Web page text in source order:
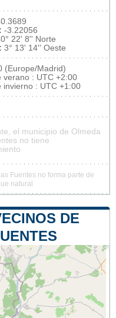
-3.22056
22' 8'' Norte
3° 13' 14'' Oeste
(Europe/Madrid)
verano : UTC +2:00
invierno : UTC +1:00
el municipio de Olmeda
no tiene
Fuentes no forma parte de
natural
DE